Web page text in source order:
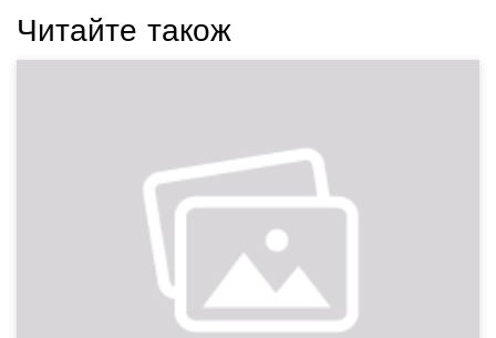
Читайте також